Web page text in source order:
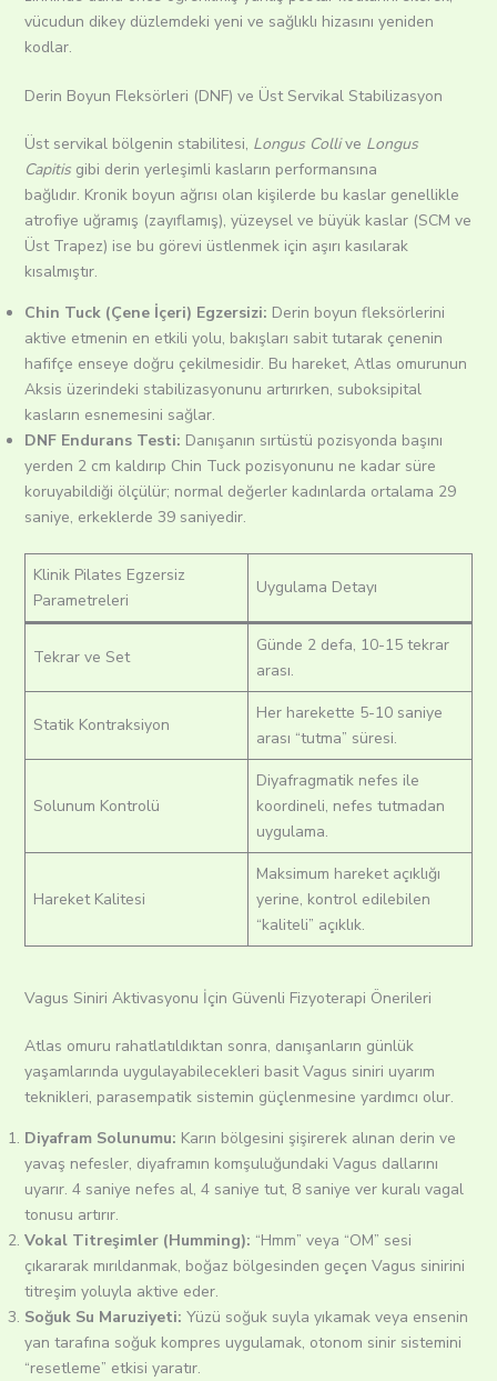
vücudun dikey düzlemdeki yeni ve sağlıklı hizasını yeniden
kodlar.
Derin Boyun Fleksörleri (DNF) ve Üst Servikal Stabilizasyon
Üst servikal bölgenin stabilitesi, Longus Collive Longus
Capitisgibi derin yerleşimli kasların performansına
bağlıdır. Kronik boyun ağrısı olan kişilerde bu kaslar genellikle
atrofiye uğramış (zayıflamış), yüzeysel ve büyük kaslar (SCM ve
Üst Trapez) ise bu görevi üstlenmek için aşırı kasılarak
kısalmıştır.
Chin Tuck (Çene İçeri) Egzersizi: Derin boyun fleksörlerini
aktive etmenin en etkili yolu, bakışları sabit tutarak çenenin
hafifçe enseye doğru çekilmesidir. Bu hareket, Atlas omurunun
Aksis üzerindeki stabilizasyonunu artırırken, suboksipital
kasların esnemesini sağlar.
DNF Endurans Testi: Danışanın sırtüstü pozisyonda başını
yerden 2 cm kaldırıp Chin Tuck pozisyonunu ne kadar süre
koruyabildiği ölçülür; normal değerler kadınlarda ortalama 29
saniye, erkeklerde 39 saniyedir.
Klinik Pilates Egzersiz
Parametreleri
Uygulama Detayı
Tekrar ve Set
Günde 2 defa, 10-15 tekrar
arası.
Statik Kontraksiyon
Her harekette 5-10 saniye
arası “tutma” süresi.
Solunum Kontrolü
Diyafragmatik nefes ile
koordineli, nefes tutmadan
uygulama.
Hareket Kalitesi
Maksimum hareket açıklığı
yerine, kontrol edilebilen
“kaliteli” açıklık.
Vagus Siniri Aktivasyonu İçin Güvenli Fizyoterapi Önerileri
Atlas omuru rahatlatıldıktan sonra, danışanların günlük
yaşamlarında uygulayabilecekleri basit Vagus siniri uyarım
teknikleri, parasempatik sistemin güçlenmesine yardımcı olur.
Diyafram Solunumu: Karın bölgesini şişirerek alınan derin ve
yavaş nefesler, diyaframın komşuluğundaki Vagus dallarını
uyarır. 4 saniye nefes al, 4 saniye tut, 8 saniye ver kuralı vagal
tonusu artırır.
Vokal Titreşimler (Humming): “Hmm” veya “OM” sesi
çıkararak mırıldanmak, boğaz bölgesinden geçen Vagus sinirini
titreşim yoluyla aktive eder.
Soğuk Su Maruziyeti: Yüzü soğuk suyla yıkamak veya ensenin
yan tarafına soğuk kompres uygulamak, otonom sinir sistemini
“resetleme” etkisi yaratır.